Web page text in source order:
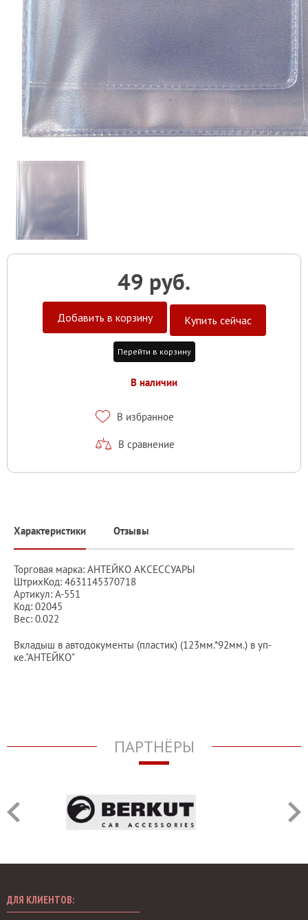
49 руб.
Добавить в корзину Купить сейчас
Перейти в корзину
В наличии
В избранное
В сравнение
Характеристики Отзывы
Торговая марка: АНТЕЙКО АКСЕССУАРЫ
ШтрихКод: 4631145370718
Артикул: А-551
Код: 02045
Вес: 0.022
Вкладыш в автодокументы (пластик) (123мм.*92мм.) в уп-
ке."АНТЕЙКО"
ПАРТНЁРЫ
ДЛЯ КЛИЕНТОВ: